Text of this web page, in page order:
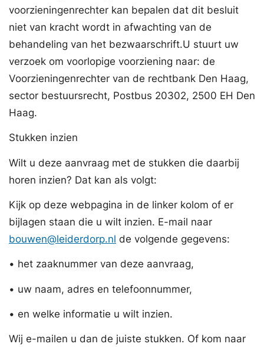
voorzieningenrechter kan bepalen dat dit besluit
niet van kracht wordt in afwachting van de
behandeling van het bezwaarschrift.U stuurt uw
verzoek om voorlopige voorziening naar: de
Voorzieningenrechter van de rechtbank Den Haag,
sector bestuursrecht, Postbus 20302, 2500 EH Den
Haag.
Stukken inzien
Wilt u deze aanvraag met de stukken die daarbij
horen inzien? Dat kan als volgt:
Kijk op deze webpagina in de linker kolom of er
bijlagen staan die u wilt inzien. E-mail naar
bouwen@leiderdorp.nl de volgende gegevens:
• het zaaknummer van deze aanvraag,
• uw naam, adres en telefoonnummer,
• en welke informatie u wilt inzien.
Wij e-mailen u dan de juiste stukken. Of kom naar